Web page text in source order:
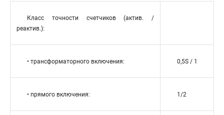
Класс точности счетчиков (актив. /
реактив.):
• трансформаторного включения: 0,5S / 1
• прямого включения: 1/2